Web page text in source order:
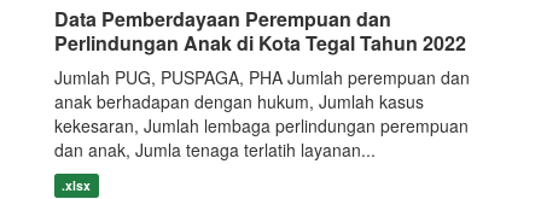
Data Pemberdayaan Perempuan dan
Perlindungan Anak di Kota Tegal Tahun 2022
Jumlah PUG, PUSPAGA, PHA Jumlah perempuan dan
anak berhadapan dengan hukum, Jumlah kasus
kekesaran, Jumlah lembaga perlindungan perempuan
dan anak, Jumla tenaga terlatih layanan...
.xlsx